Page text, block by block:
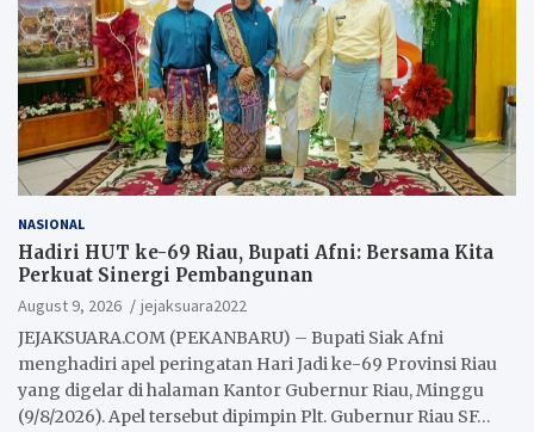
NASIONAL
Hadiri HUT ke-69 Riau, Bupati Afni: Bersama Kita
Perkuat Sinergi Pembangunan
August 9, 2026
jejaksuara2022
JEJAKSUARA.COM (PEKANBARU) – Bupati Siak Afni
menghadiri apel peringatan Hari Jadi ke-69 Provinsi Riau
yang digelar di halaman Kantor Gubernur Riau, Minggu
(9/8/2026). Apel tersebut dipimpin Plt. Gubernur Riau SF…